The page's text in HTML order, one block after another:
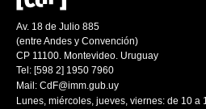
Av. 18 de Julio 885
(entre Andes y Convención)
CP 11100. Montevideo. Uruguay
Tel: [598 2] 1950 7960
Mail: CdF@imm.gub.uy
Lunes, miércoles, jueves, viernes: de 10 a